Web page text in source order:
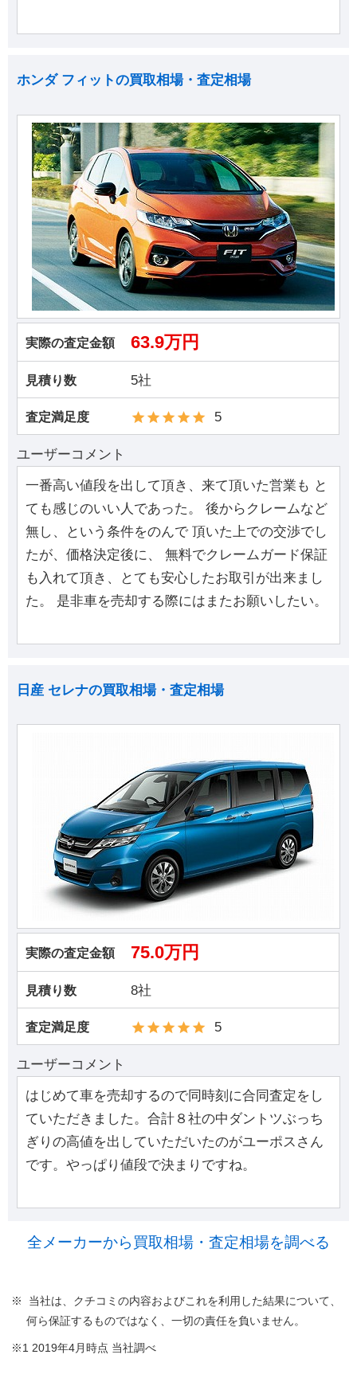
ホンダ フィットの買取相場・査定相場
実際の査定金額 63.9万円
見積り数 5社
査定満足度 5
ユーザーコメント
一番高い値段を出して頂き、来て頂いた営業も と
ても感じのいい人であった。 後からクレームなど
無し、という条件をのんで 頂いた上での交渉でし
たが、価格決定後に、 無料でクレームガード保証
も入れて頂き、とても安心したお取引が出来まし
た。 是非車を売却する際にはまたお願いしたい。
日産 セレナの買取相場・査定相場
実際の査定金額 75.0万円
見積り数 8社
査定満足度 5
ユーザーコメント
はじめて車を売却するので同時刻に合同査定をし
ていただきました。合計８社の中ダントツぶっち
ぎりの高値を出していただいたのがユーポスさん
です。やっぱり値段で決まりですね。
全メーカーから買取相場・査定相場を調べる
※ 当社は、クチコミの内容およびこれを利用した結果について、
何ら保証するものではなく、一切の責任を負いません。
※1 2019年4月時点 当社調べ